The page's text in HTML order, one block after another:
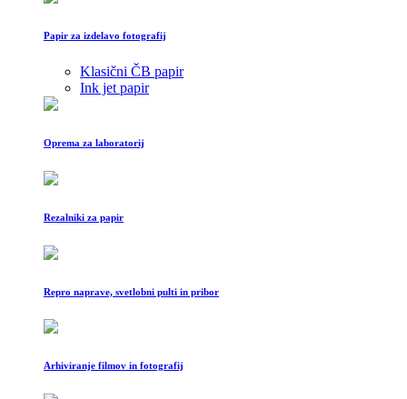
Papir za izdelavo fotografij
Klasični ČB papir
Ink jet papir
Oprema za laboratorij
Rezalniki za papir
Repro naprave, svetlobni pulti in pribor
Arhiviranje filmov in fotografij